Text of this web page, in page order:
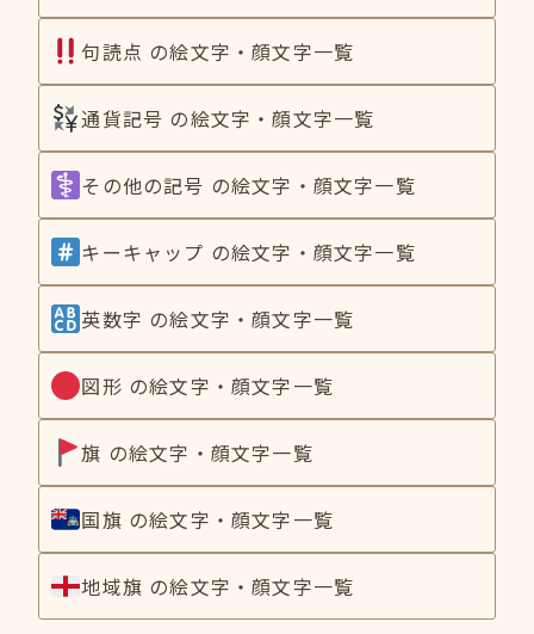
句読点 の絵文字・顔文字一覧
通貨記号 の絵文字・顔文字一覧
その他の記号 の絵文字・顔文字一覧
キーキャップ の絵文字・顔文字一覧
英数字 の絵文字・顔文字一覧
図形 の絵文字・顔文字一覧
旗 の絵文字・顔文字一覧
国旗 の絵文字・顔文字一覧
地域旗 の絵文字・顔文字一覧